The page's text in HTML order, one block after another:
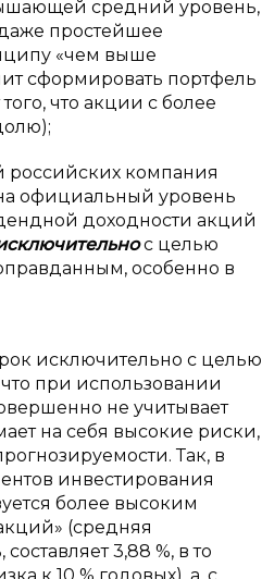
средний уровень,
простейшее
«чем выше
сформировать портфель
что акции с более
российских компания
официальный уровень
доходности акций
с целью
особенно в
исключительно с целью
при использовании
не учитывает
на себя высокие риски,
Так, в
инвестирования
более высоким
(средняя
3,88 %, в то